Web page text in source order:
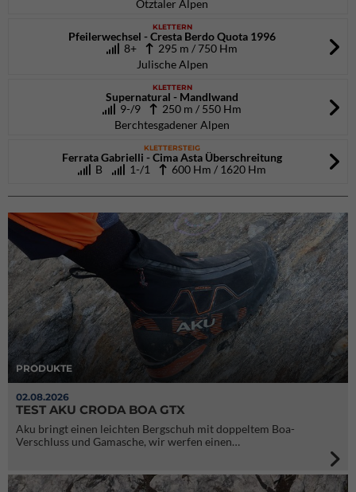
Ötztaler Alpen
KLETTERN
Pfeilerwechsel - Cresta Berdo Quota 1996
8+
295 m / 750 Hm
Julische Alpen
KLETTERN
Supernatural - Mandlwand
9-/9
250 m / 550 Hm
Berchtesgadener Alpen
KLETTERSTEIG
Ferrata Gabrielli - Cima Asta Überschreitung
B
1-/1 600 Hm / 1620 Hm
PRODUKTE
02.08.2026
TEST AKU CRODA BOA GTX
Aku bringt einen leichten Bergschuh mit doppeltem Boa-
Verschluss und Gamasche, wir werfen einen…